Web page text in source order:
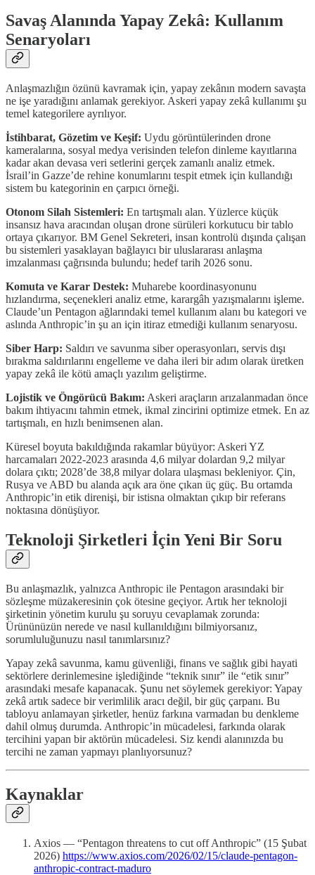
Savaş Alanında Yapay Zekâ: Kullanım
Senaryoları
Anlaşmazlığın özünü kavramak için, yapay zekânın modern savaşta
ne işe yaradığını anlamak gerekiyor. Askeri yapay zekâ kullanımı şu
temel kategorilere ayrılıyor.
İstihbarat, Gözetim ve Keşif: Uydu görüntülerinden drone
kameralarına, sosyal medya verisinden telefon dinleme kayıtlarına
kadar akan devasa veri setlerini gerçek zamanlı analiz etmek.
İsrail’in Gazze’de rehine konumlarını tespit etmek için kullandığı
sistem bu kategorinin en çarpıcı örneği.
Otonom Silah Sistemleri: En tartışmalı alan. Yüzlerce küçük
insansız hava aracından oluşan drone sürüleri korkutucu bir tablo
ortaya çıkarıyor. BM Genel Sekreteri, insan kontrolü dışında çalışan
bu sistemleri yasaklayan bağlayıcı bir uluslararası anlaşma
imzalanması çağrısında bulundu; hedef tarih 2026 sonu.
Komuta ve Karar Destek: Muharebe koordinasyonunu
hızlandırma, seçenekleri analiz etme, karargâh yazışmalarını işleme.
Claude’un Pentagon ağlarındaki temel kullanım alanı bu kategori ve
aslında Anthropic’in şu an için itiraz etmediği kullanım senaryosu.
Siber Harp: Saldırı ve savunma siber operasyonları, servis dışı
bırakma saldırılarını engelleme ve daha ileri bir adım olarak üretken
yapay zekâ ile kötü amaçlı yazılım geliştirme.
Lojistik ve Öngörücü Bakım: Askeri araçların arızalanmadan önce
bakım ihtiyacını tahmin etmek, ikmal zincirini optimize etmek. En az
tartışmalı, en hızlı benimsenen alan.
Küresel boyuta bakıldığında rakamlar büyüyor: Askeri YZ
harcamaları 2022-2023 arasında 4,6 milyar dolardan 9,2 milyar
dolara çıktı; 2028’de 38,8 milyar dolara ulaşması bekleniyor. Çin,
Rusya ve ABD bu alanda açık ara öne çıkan üç güç. Bu ortamda
Anthropic’in etik direnişi, bir istisna olmaktan çıkıp bir referans
noktasına dönüşüyor.
Teknoloji Şirketleri İçin Yeni Bir Soru
Bu anlaşmazlık, yalnızca Anthropic ile Pentagon arasındaki bir
sözleşme müzakeresinin çok ötesine geçiyor. Artık her teknoloji
şirketinin yönetim kurulu şu soruyu cevaplamak zorunda:
Ürününüzün nerede ve nasıl kullanıldığını bilmiyorsanız,
sorumluluğunuzu nasıl tanımlarsınız?
Yapay zekâ savunma, kamu güvenliği, finans ve sağlık gibi hayati
sektörlere derinlemesine işlediğinde “teknik sınır” ile “etik sınır”
arasındaki mesafe kapanacak. Şunu net söylemek gerekiyor: Yapay
zekâ artık sadece bir verimlilik aracı değil, bir güç çarpanı. Bu
tabloyu anlamayan şirketler, henüz farkına varmadan bu denkleme
dahil olmuş durumda. Anthropic’in mücadelesi, farkında olarak
tercihini yapan bir aktörün mücadelesi. Siz kendi alanınızda bu
tercihi ne zaman yapmayı planlıyorsunuz?
Kaynaklar
Axios — “Pentagon threatens to cut off Anthropic” (15 Şubat
2026) https://www.axios.com/2026/02/15/claude-pentagon-
anthropic-contract-maduro